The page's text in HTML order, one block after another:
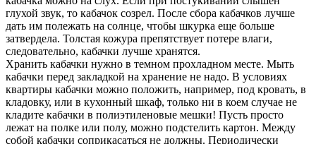
глухой звук, то кабачок созрел. После сбора кабачков лучше
дать им полежать на солнце, чтобы шкурка еще больше
затвердела. Толстая кожура препятствует потере влаги,
следовательно, кабачки лучше хранятся.
Хранить кабачки нужно в темном прохладном месте. Мыть
кабачки перед закладкой на хранение не надо. В условиях
квартиры кабачки можно положить, например, под кровать, в
кладовку, или в кухонный шкаф, только ни в коем случае не
кладите кабачки в полиэтиленовые мешки! Пусть просто
лежат на полке или полу, можно подстелить картон. Между
собой кабачки соприкасаться не должны. Периодически